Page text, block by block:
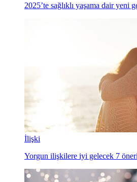
2025’te sağlıklı yaşama dair yeni
İlişki
Yorgun ilişkilere iyi gelecek 7 öneri